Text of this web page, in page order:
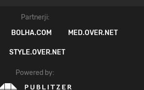
Partnerji:
BOLHA.COM MED.OVER.NET
STYLE.OVER.NET
Powered by: